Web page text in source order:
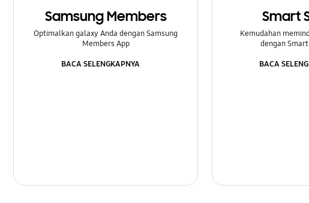
Samsung Apps
Samsung Members
Optimalkan galaxy Anda dengan Samsung
Members App
BACA SELENGKAPNYA
Smart
Kemudahan
dengan
BACA